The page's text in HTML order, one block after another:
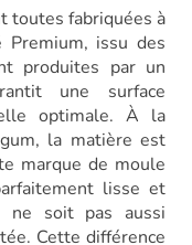
toutes fabriquées à
issu des
produites par un
une surface
optimale. À la
la matière est
marque de moule
lisse et
ne soit pas aussi
Cette différence